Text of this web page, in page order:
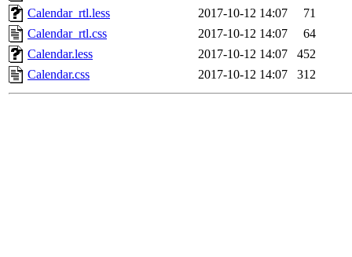
Calendar_rtl.less
2017-10-12 14:07
71
Calendar_rtl.css
2017-10-12 14:07
64
Calendar.less
2017-10-12 14:07
452
Calendar.css
2017-10-12 14:07 312